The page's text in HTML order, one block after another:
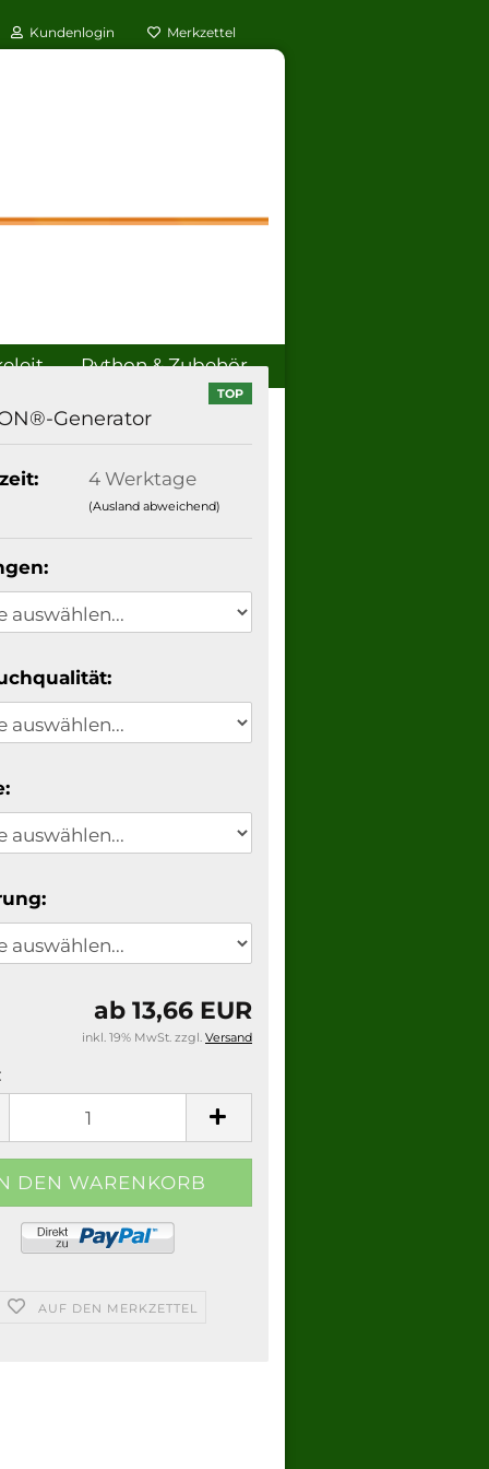
Kundenlogin Merkzettel
Python & Zubehör
ÜBER UNS
TOP
Generator
4 Werktage
(Ausland abweichend)
ab 13,66 EUR
inkl. 19% MwSt. zzgl. Versand
AUF DEN MERKZETTEL